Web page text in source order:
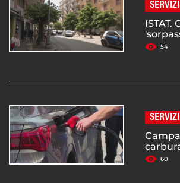
SERVIZI
ISTAT.
54
SERVIZI
60